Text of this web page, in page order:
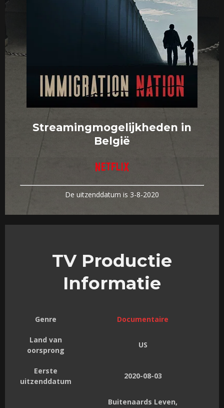
Streamingmogelijkheden in
België
De uitzenddatum is 3-8-2020
TV Productie
Informatie
Genre Documentaire
Land van
oorsprong
US
Eerste
uitzenddatum
2020-08-03
Buitenaards Leven,